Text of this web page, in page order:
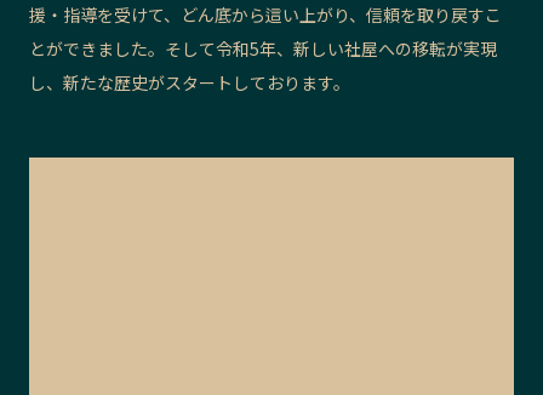
援・指導を受けて、どん底から這い上がり、信頼を取り戻すこ
とができました。そして令和5年、新しい社屋への移転が実現
し、新たな歴史がスタートしております。